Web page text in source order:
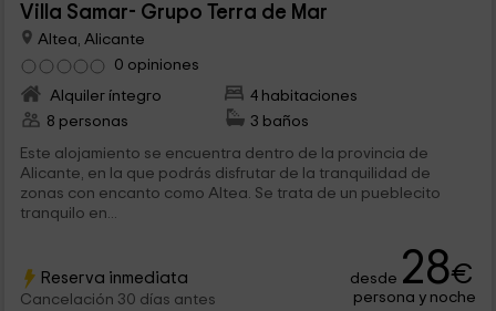
Villa Samar- Grupo Terra de Mar
Altea, Alicante
0 opiniones
Alquiler íntegro
4 habitaciones
8 personas
3 baños
Este alojamiento se encuentra dentro de la provincia de
Alicante, en la que podrás disfrutar de la tranquilidad de
zonas con encanto como Altea. Se trata de un pueblecito
tranquilo en...
Reserva inmediata
Cancelación 30 días antes
desde 28€
persona y noche